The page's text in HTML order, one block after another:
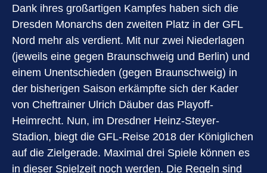
Dank ihres großartigen Kampfes haben sich die
Dresden Monarchs den zweiten Platz in der GFL
Nord mehr als verdient. Mit nur zwei Niederlagen
(jeweils eine gegen Braunschweig und Berlin) und
einem Unentschieden (gegen Braunschweig) in
der bisherigen Saison erkämpfte sich der Kader
von Cheftrainer Ulrich Däuber das Playoff-
Heimrecht. Nun, im Dresdner Heinz-Steyer-
Stadion, biegt die GFL-Reise 2018 der Königlichen
auf die Zielgerade. Maximal drei Spiele können es
in dieser Spielzeit noch werden. Die Regeln sind